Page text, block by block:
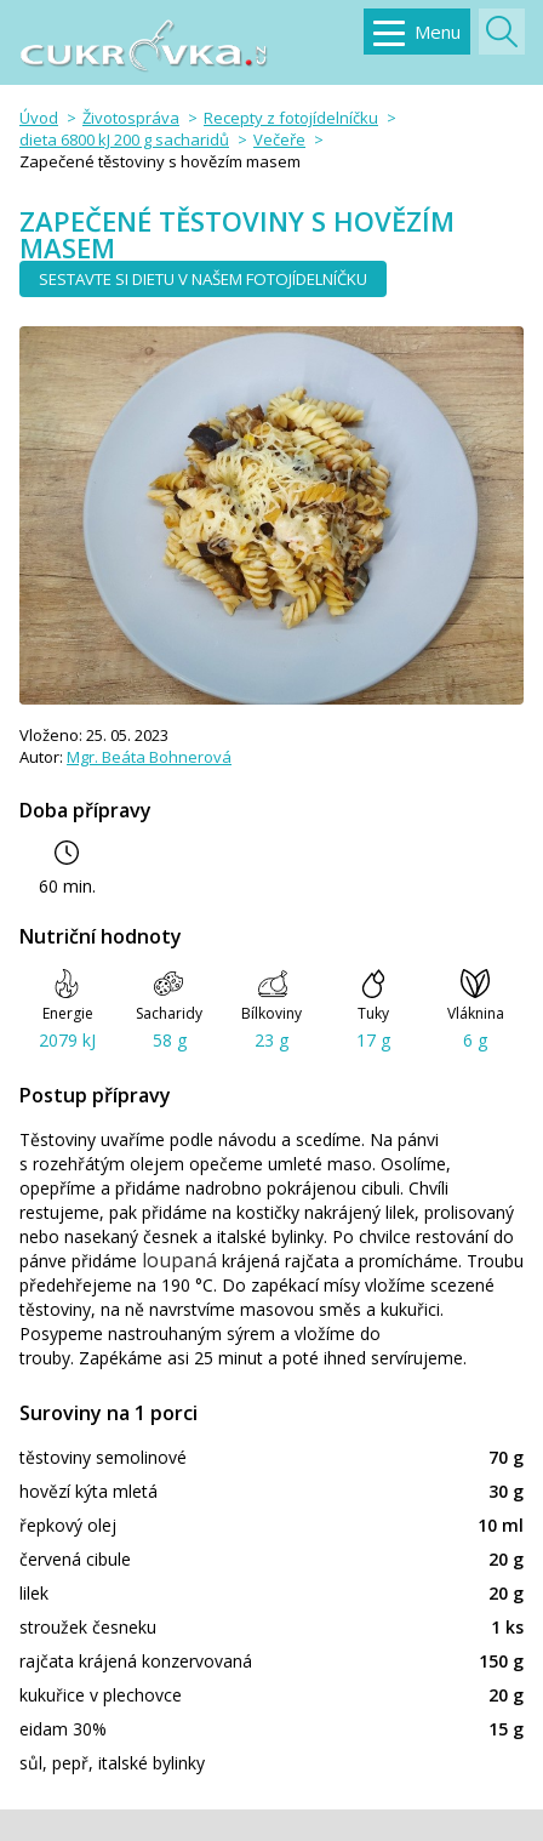
Menu
Úvod Životospráva
Recepty z fotojídelníčku
dieta 6800 kJ 200 g sacharidů
Večeře
Zapečené těstoviny s hovězím masem
ZAPEČENÉ TĚSTOVINY S HOVĚZÍM
MASEM
SESTAVTE SI DIETU V NAŠEM FOTOJÍDELNÍČKU
Doba přípravy
60 min.
Vloženo: 25. 05. 2023
Autor: Mgr. Beáta Bohnerová
Nutriční hodnoty
Energie
2079 kJ
Sacharidy
58 g
Bílkoviny
23 g
Tuky
17 g
Vláknina
6 g
Postup přípravy
Těstoviny uvaříme podle návodu a scedíme. Na pánvi
s rozehřátým olejem opečeme umleté maso. Osolíme,
opepříme a přidáme nadrobno pokrájenou cibuli. Chvíli
restujeme, pak přidáme na kostičky nakrájený lilek, prolisovaný
nebo nasekaný česnek a italské bylinky. Po chvilce restování do
pánve přidáme loupaná krájená rajčata a promícháme. Troubu
předehřejeme na 190 °C. Do zapékací mísy vložíme scezené
těstoviny, na ně navrstvíme masovou směs a kukuřici.
Posypeme nastrouhaným sýrem a vložíme do
trouby. Zapékáme asi 25 minut a poté ihned servírujeme.
Suroviny na 1 porci
těstoviny semolinové
70 g
hovězí kýta mletá
30 g
řepkový olej
10 ml
červená cibule
20 g
lilek
20 g
stroužek česneku
1 ks
rajčata krájená konzervovaná
150 g
kukuřice v plechovce
20 g
eidam 30%
15 g
sůl, pepř, italské bylinky